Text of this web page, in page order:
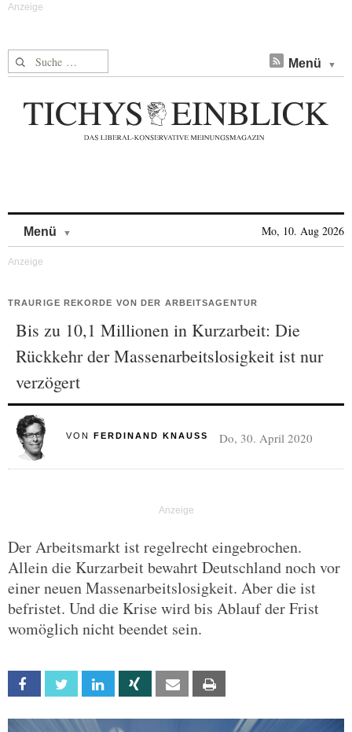
Suche nach: Menü
Menü Mo, 10. Aug 2026
TRAURIGE REKORDE VON DER ARBEITSAGENTUR
Bis zu 10,1 Millionen in Kurzarbeit: Die
Rückkehr der Massenarbeitslosigkeit ist nur
verzögert
VON FERDINAND KNAUSS Do, 30. April 2020
Der Arbeitsmarkt ist regelrecht eingebrochen.
Allein die Kurzarbeit bewahrt Deutschland noch vor
einer neuen Massenarbeitslosigkeit. Aber die ist
befristet. Und die Krise wird bis Ablauf der Frist
womöglich nicht beendet sein.
Facebook Twitter Linkedin Xing Email